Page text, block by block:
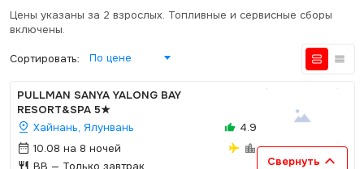
Цены указаны за 2 взрослых. Топливные и сервисные сборы
включены.
Сортировать: По цене
PULLMAN SANYA YALONG BAY
RESORT&SPA 5★
Хайнань, Ялунвань
10.08 на 8 ночей
BB — Только завтрак
4.9
Свернуть